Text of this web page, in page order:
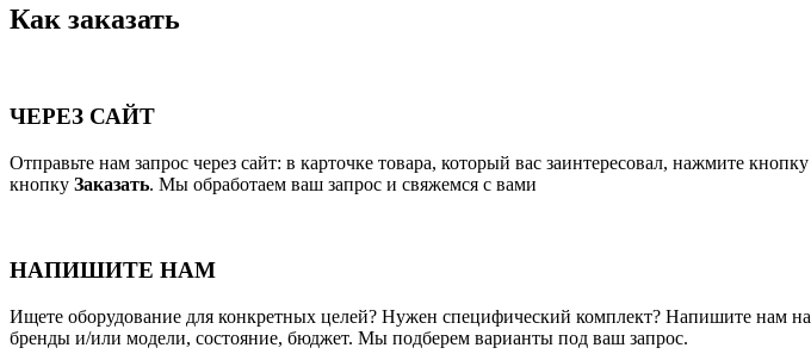
Как заказать
ЧЕРЕЗ САЙТ
Отправьте нам запрос через сайт: в карточке товара, который вас заинтересовал, нажмите кнопку
кнопку Заказать. Мы обработаем ваш запрос и свяжемся с вами
НАПИШИТЕ НАМ
Ищете оборудование для конкретных целей? Нужен специфический комплект? Напишите нам на
бренды и/или модели, состояние, бюджет. Мы подберем варианты под ваш запрос.